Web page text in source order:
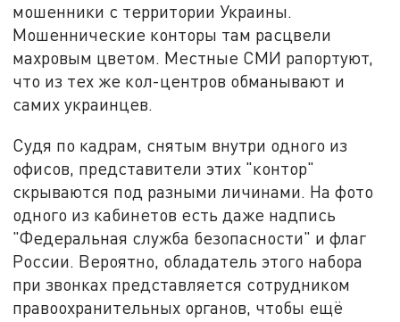
мошенники с территории Украины.
Мошеннические конторы там расцвели
махровым цветом. Местные СМИ рапортуют,
что из тех же кол-центров обманывают и
самих украинцев.
Судя по кадрам, снятым внутри одного из
офисов, представители этих "контор"
скрываются под разными личинами. На фото
одного из кабинетов есть даже надпись
"Федеральная служба безопасности" и флаг
России. Вероятно, обладатель этого набора
при звонках представляется сотрудником
правоохранительных органов, чтобы ещё